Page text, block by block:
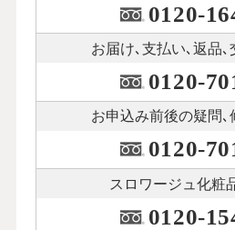
0120-
お届け､支払い､ 返品､
0120-
お申込み前後の疑問､
0120-
スロワージュ化粧
0120-